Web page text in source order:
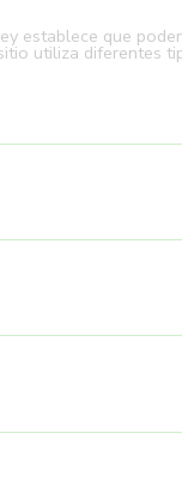
establece que
utiliza diferentes